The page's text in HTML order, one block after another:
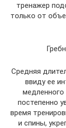
тренажер
только от
Средняя
ввиду ее
медленного
постепенно
время
и спины,